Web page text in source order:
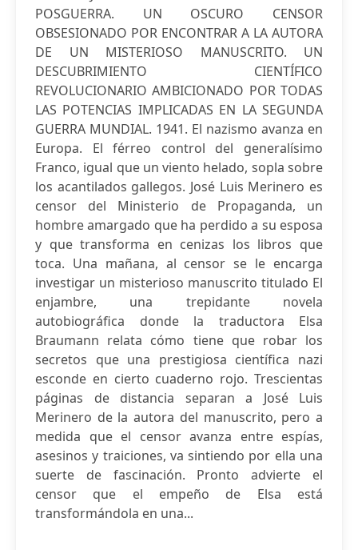
POSGUERRA. UN OSCURO CENSOR
OBSESIONADO POR ENCONTRAR A LA AUTORA
DE UN MISTERIOSO MANUSCRITO. UN
DESCUBRIMIENTO CIENTÍFICO
REVOLUCIONARIO AMBICIONADO POR TODAS
LAS POTENCIAS IMPLICADAS EN LA SEGUNDA
GUERRA MUNDIAL. 1941. El nazismo avanza en
Europa. El férreo control del generalísimo
Franco, igual que un viento helado, sopla sobre
los acantilados gallegos. José Luis Merinero es
censor del Ministerio de Propaganda, un
hombre amargado que ha perdido a su esposa
y que transforma en cenizas los libros que
toca. Una mañana, al censor se le encarga
investigar un misterioso manuscrito titulado El
enjambre, una trepidante novela
autobiográfica donde la traductora Elsa
Braumann relata cómo tiene que robar los
secretos que una prestigiosa científica nazi
esconde en cierto cuaderno rojo. Trescientas
páginas de distancia separan a José Luis
Merinero de la autora del manuscrito, pero a
medida que el censor avanza entre espías,
asesinos y traiciones, va sintiendo por ella una
suerte de fascinación. Pronto advierte el
censor que el empeño de Elsa está
transformándola en una...